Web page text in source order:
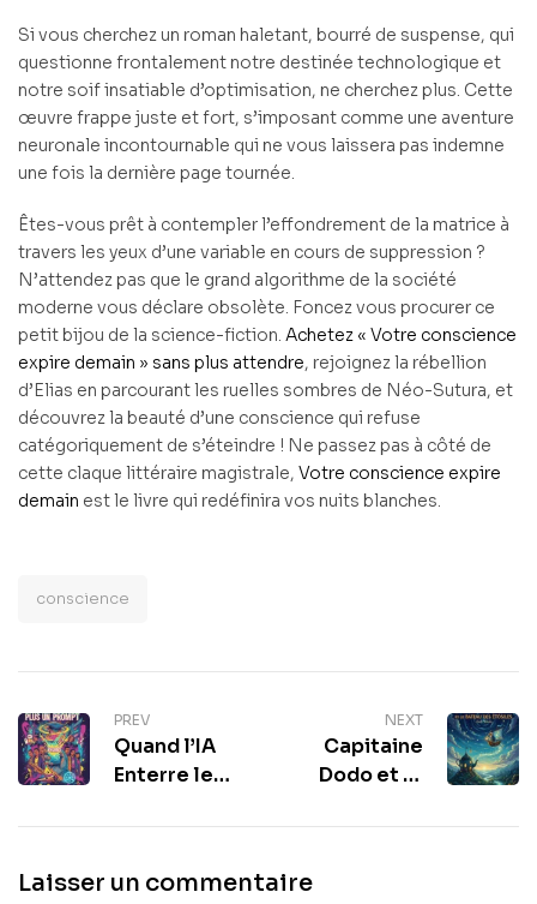
Si vous cherchez un roman haletant, bourré de suspense, qui
questionne frontalement notre destinée technologique et
notre soif insatiable d’optimisation, ne cherchez plus. Cette
œuvre frappe juste et fort, s’imposant comme une aventure
neuronale incontournable qui ne vous laissera pas indemne
une fois la dernière page tournée.
Êtes-vous prêt à contempler l’effondrement de la matrice à
travers les yeux d’une variable en cours de suppression ?
N’attendez pas que le grand algorithme de la société
moderne vous déclare obsolète. Foncez vous procurer ce
petit bijou de la science-fiction. Achetez « Votre conscience
expire demain » sans plus attendre, rejoignez la rébellion
d’Elias en parcourant les ruelles sombres de Néo-Sutura, et
découvrez la beauté d’une conscience qui refuse
catégoriquement de s’éteindre ! Ne passez pas à côté de
cette claque littéraire magistrale, Votre conscience expire
demain est le livre qui redéfinira vos nuits blanches.
conscience
PREV
Quand l’IA
Enterre le
Pourquoi
Vaut Plus Un
NEXT
Capitaine
Dodo et le
Étoiles : Le
Laisser un commentaire